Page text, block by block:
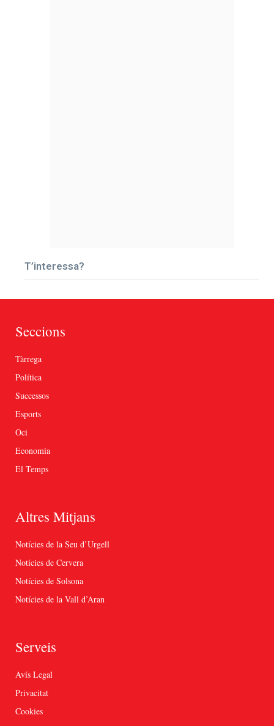
T’interessa?
Seccions
Tàrrega
Política
Successos
Esports
Oci
Economia
El Temps
Altres Mitjans
Notícies de la Seu d’Urgell
Notícies de Cervera
Notícies de Solsona
Notícies de la Vall d’Aran
Serveis
Avís Legal
Privacitat
Cookies